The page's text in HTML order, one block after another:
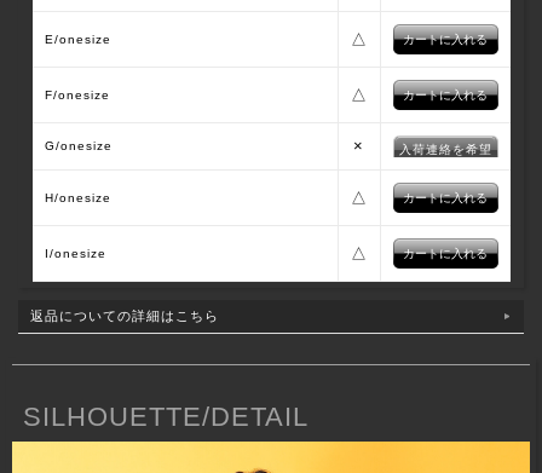
E/onesize △
F/onesize △
G/onesize × 入荷連絡を希望
H/onesize △
I/onesize △
返品についての詳細はこちら
SILHOUETTE/DETAIL